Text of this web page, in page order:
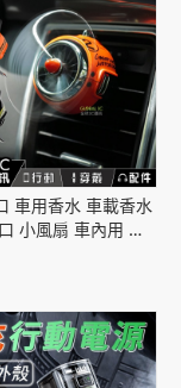
車用香水 車載香水
小風扇 車內用 裝